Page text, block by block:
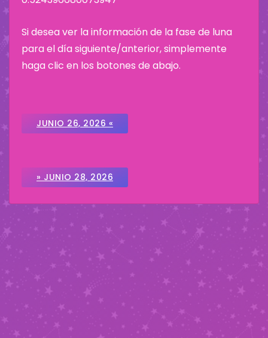
Si desea ver la información de la fase de luna
para el día siguiente/anterior, simplemente
haga clic en los botones de abajo.
JUNIO 26, 2026 «
» JUNIO 28, 2026